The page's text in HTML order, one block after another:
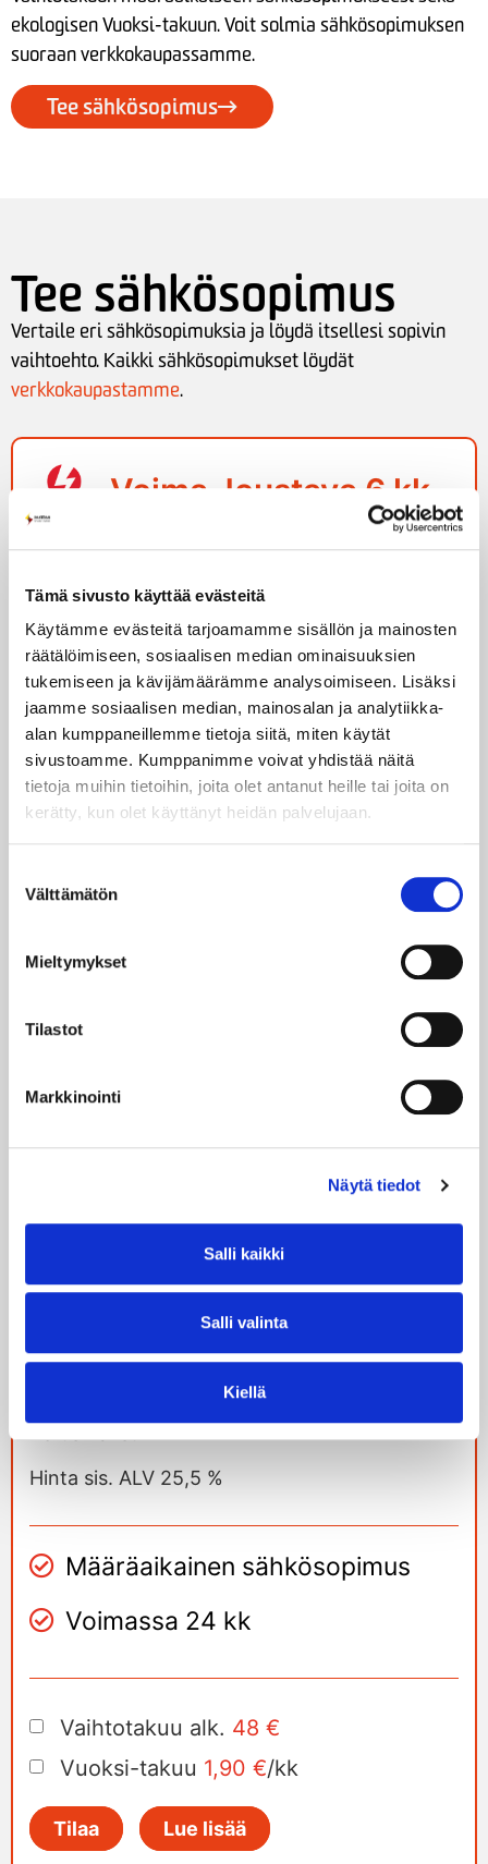
Tämä sivusto käyttää evästeitä
Käytämme evästeitä tarjoamamme sisällön ja mainosten
räätälöimiseen, sosiaalisen median ominaisuuksien
tukemiseen ja kävijämäärämme analysoimiseen. Lisäksi
jaamme sosiaalisen median, mainosalan ja analytiikka-
alan kumppaneillemme tietoja siitä, miten käytät
sivustoamme. Kumppanimme voivat yhdistää näitä
tietoja muihin tietoihin, joita olet antanut heille tai joita on
kerätty, kun olet käyttänyt heidän palvelujaan.
valinta
Välttämätön
Mieltymykset
Tilastot
Markkinointi
Näytä tiedot
Salli kaikki
Salli valinta
Kiellä
ekologisen Vuoksi-takuun. Voit solmia sähkösopimuksen
suoraan verkkokaupassamme.
Tee sähkösopimus
Tee sähkösopimus
Vertaile eri sähkösopimuksia ja löydä itsellesi sopivin
vaihtoehto. Kaikki sähkösopimukset löydät
verkkokaupastamme.
Voima Joustava 6 kk
13,89 snt/kWh
+/- kulutusvaikutus. Hinta sis. ALV 25,5 %
5,90 €/kk
Perusmaksu
Hinta sis. ALV 25,5 %
Määräaikainen sähkösopimus
Vuoksi-takuu
Tilaa
Voima 24 kk
9,69 snt/kWh
Hinta sis. ALV 25,5 %
Määräaikainen sähkösopimus
Voimassa 24 kk
Vaihtotakuu alk. 48 €
Vuoksi-takuu 1,90 €/kk
Tilaa Lue lisää